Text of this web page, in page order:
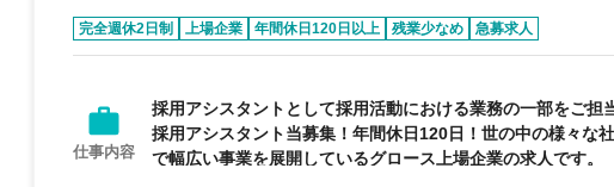
完全週休2日制 上場企業 年間休日120日以上 残業少なめ 急募求人
仕事内容
採用アシスタントとして採用活動における業務の一部をご担
採用アシスタント当募集！年間休日120日！世の中の様々な
で幅広い事業を展開しているグロース上場企業の求人です。